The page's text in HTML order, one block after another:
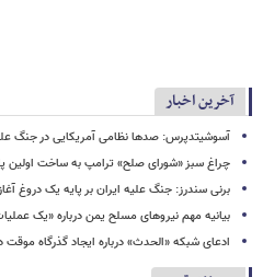
آخرین اخبار
آسوشیتدپرس: صدها نظامی آمریکایی در جنگ
چراغ سبز «شورای صلح» ترامپ به ساخت اولین
برنی سندرز: جنگ علیه ایران بر پایه یک دروغ
بیانیه مهم نیروهای مسلح یمن درباره «یک
ادعای شبکه «الحدث» درباره ایجاد گذرگاه موقت